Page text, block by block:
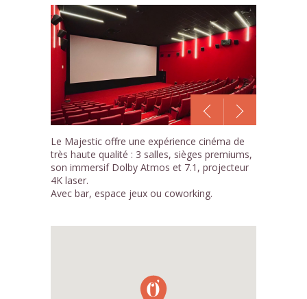
à
mon
1 /3
Le Majestic offre une expérience cinéma de
très haute qualité : 3 salles, sièges premiums,
son immersif Dolby Atmos et 7.1, projecteur
4K laser.
Avec bar, espace jeux ou coworking.